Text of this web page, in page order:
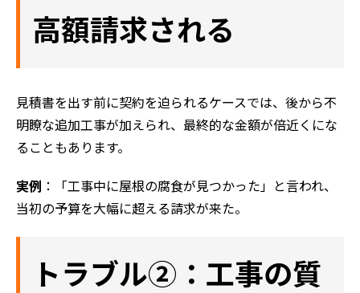
高額請求される
見積書を出す前に契約を迫られるケースでは、後から不
明瞭な追加工事が加えられ、最終的な金額が倍近くにな
ることもあります。
実例 ：「工事中に屋根の腐食が見つかった」と言われ、
当初の予算を大幅に超える請求が来た。
トラブル②：工事の質